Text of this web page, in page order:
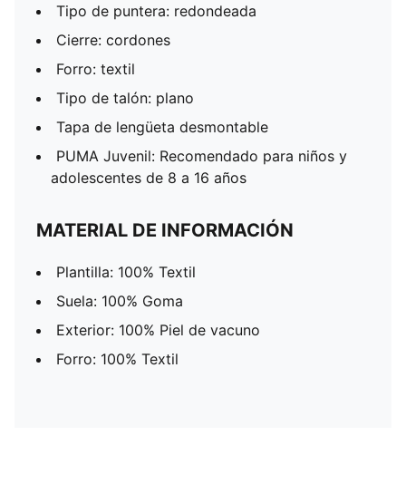
Tipo de puntera: redondeada
Cierre: cordones
Forro: textil
Tipo de talón: plano
Tapa de lengüeta desmontable
PUMA Juvenil: Recomendado para niños y
adolescentes de 8 a 16 años
MATERIAL DE INFORMACIÓN
Plantilla: 100% Textil
Suela: 100% Goma
Exterior: 100% Piel de vacuno
Forro: 100% Textil